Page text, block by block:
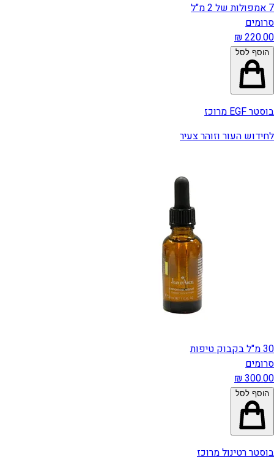
7 אמפולות של 2 מ"ל
סרומים
הוסף לסל
בוסטר EGF מרוכז
לחידוש העור וזוהר צעיר
30 מ"ל בקבוק טיפות
סרומים
הוסף לסל
בוסטר רטינול מרוכז